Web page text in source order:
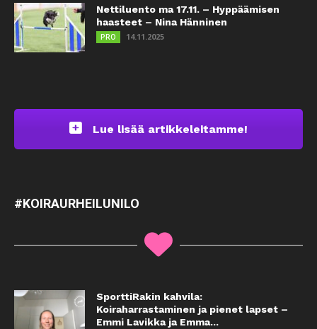
Nettiluento ma 17.11. – Hyppäämisen
haasteet – Nina Hänninen
PRO 14.11.2025
Lue lisää artikkeleitamme!
#KOIRAURHEILUNILO
SporttiRakin kahvila:
Koiraharrastaminen ja pienet lapset –
Emmi Lavikka ja Emma...